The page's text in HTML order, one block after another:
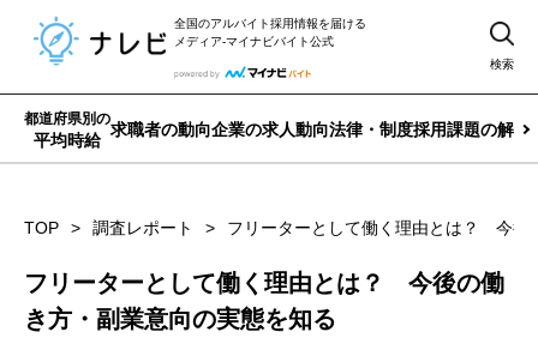
全国のアルバイト採用情報を届ける
メディア-マイナビバイト公式
検索
都道府県別の
平均時給
求職者の動向企業の求人動向法律・制度採用課題の解決
TOP 調査レポート フリーターとして働く理由とは？ 今後
フリーターとして働く理由とは？ 今後の働
き方・副業意向の実態を知る